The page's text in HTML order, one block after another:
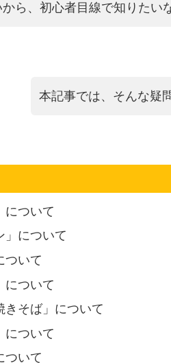
ら、初心者目線で知りたい
本記事では、そんな疑
について
」について
ついて
について
きそば」について
について
ついて